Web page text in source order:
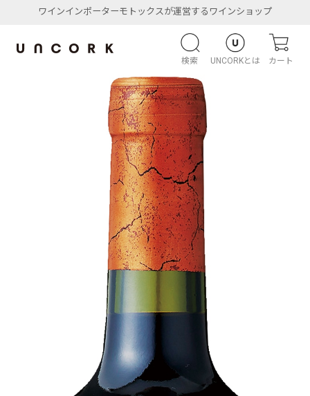
ワインインポーターモトックスが運営するワインショップ
検索 UNCORKとは カート